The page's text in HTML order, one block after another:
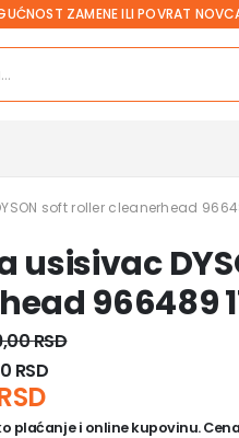
ZAMENE ILI POVRAT
soft roller cleanerhead
usisivac
966489
RSD
RSD
plaćanje i online kupovinu.